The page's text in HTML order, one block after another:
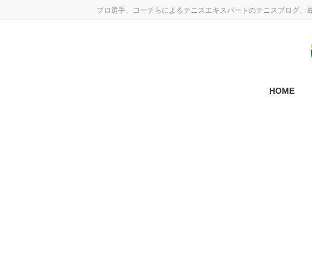
プロ選手、コーチらによるテニスエキスパートのテニスブログ、
HOME